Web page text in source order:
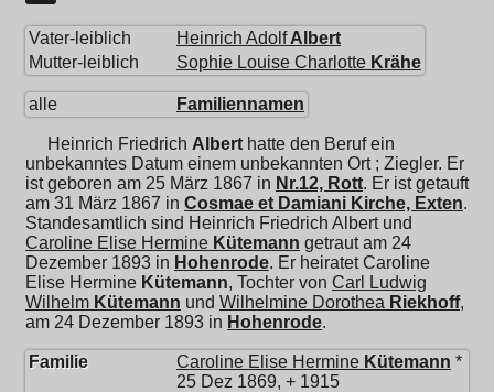
Vater-leiblich Heinrich Adolf Albert
Mutter-leiblich
Sophie Louise Charlotte Krähe
alle Familiennamen
Heinrich Friedrich Albert hatte den Beruf ein
unbekanntes Datum einem unbekannten Ort ; Ziegler. Er
ist geboren am 25 März 1867 in Nr.12, Rott. Er ist getauft
am 31 März 1867 in Cosmae et Damiani Kirche, Exten.
Standesamtlich sind Heinrich Friedrich Albert und
Caroline Elise Hermine Kütemann getraut am 24
Dezember 1893 in Hohenrode. Er heiratetCaroline
Elise Hermine Kütemann, Tochter von Carl Ludwig
Wilhelm Kütemann und Wilhelmine Dorothea Riekhoff,
am 24 Dezember 1893 in Hohenrode.
Familie Caroline Elise Hermine Kütemann *
25 Dez 1869, + 1915